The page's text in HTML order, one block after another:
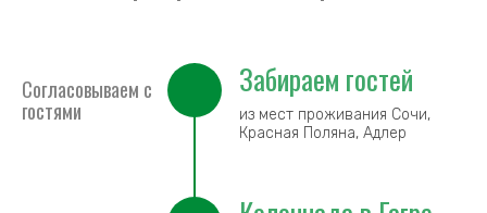
Cогласовываем с
гостями
Забираем гостей
из мест проживания Сочи,
Красная Поляна, Адлер